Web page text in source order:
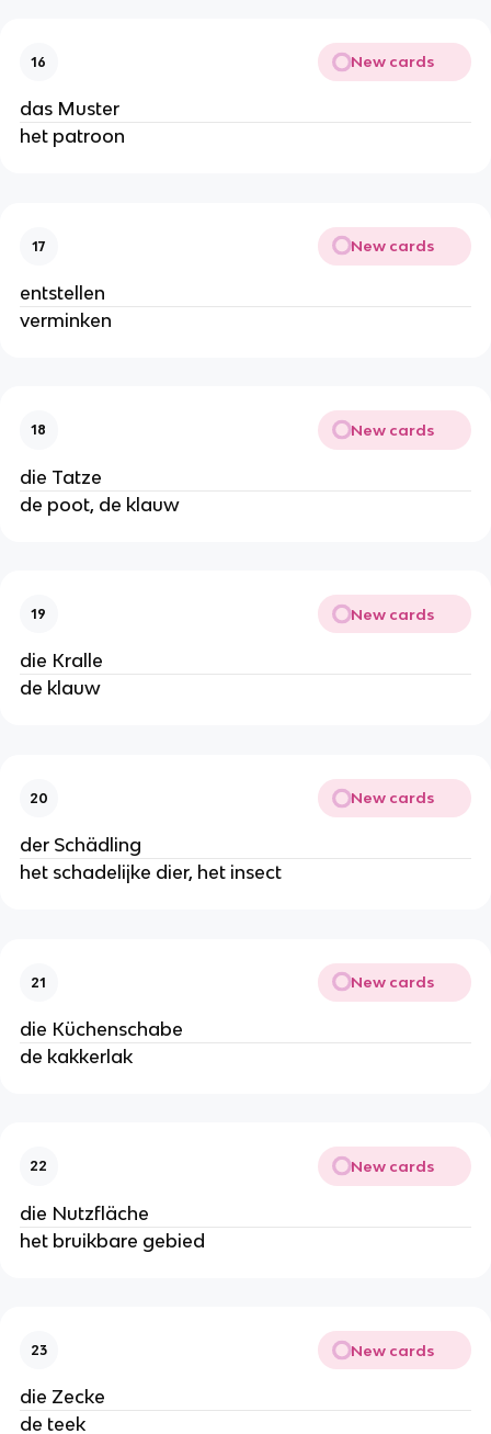
16 New cards
das Muster
het patroon
17 New cards
entstellen
verminken
18 New cards
die Tatze
de poot, de klauw
19 New cards
die Kralle
de klauw
20 New cards
der Schädling
het schadelijke dier, het insect
21 New cards
die Küchenschabe
de kakkerlak
22 New cards
die Nutzfläche
het bruikbare gebied
23 New cards
die Zecke
de teek